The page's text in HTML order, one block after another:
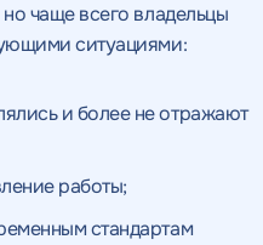
чаще всего владельцы
ситуациями:
и более не отражают
работы;
стандартам